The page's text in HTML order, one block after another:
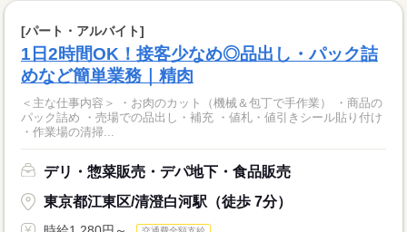
[パート・アルバイト]
1日2時間OK！接客少なめ◎品出し・パック詰
めなど簡単業務｜精肉
＜主な仕事内容＞ ・お肉のカット（機械＆包丁で手作業） ・商品の
パック詰め ・売場での品出し・補充 ・値札・値引きシール貼り付け
・作業場の清掃...
デリ・惣菜販売・デパ地下・食品販売
東京都江東区/清澄白河駅（徒歩 7分）